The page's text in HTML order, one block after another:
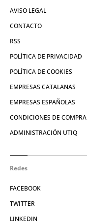
AVISO LEGAL
CONTACTO
RSS
POLÍTICA DE PRIVACIDAD
POLÍTICA DE COOKIES
EMPRESAS CATALANAS
EMPRESAS ESPAÑOLAS
CONDICIONES DE COMPRA
ADMINISTRACIÓN UTIQ
Redes
FACEBOOK
TWITTER
LINKEDIN